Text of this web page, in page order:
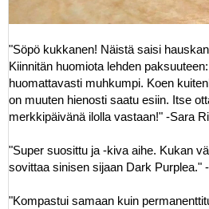
"Söpö kukkanen! Näistä saisi
Kiinnitän huomiota lehden
huomattavasti muhkumpi. Koen
on muuten hienosti saatu esiin. Itse
merkkipäivänä ilolla vastaan!" -Sara
"Super suosittu ja -kiva aihe. Kukan
sovittaa sinisen sijaan Dark Purplea."
"Kompastui samaan kuin